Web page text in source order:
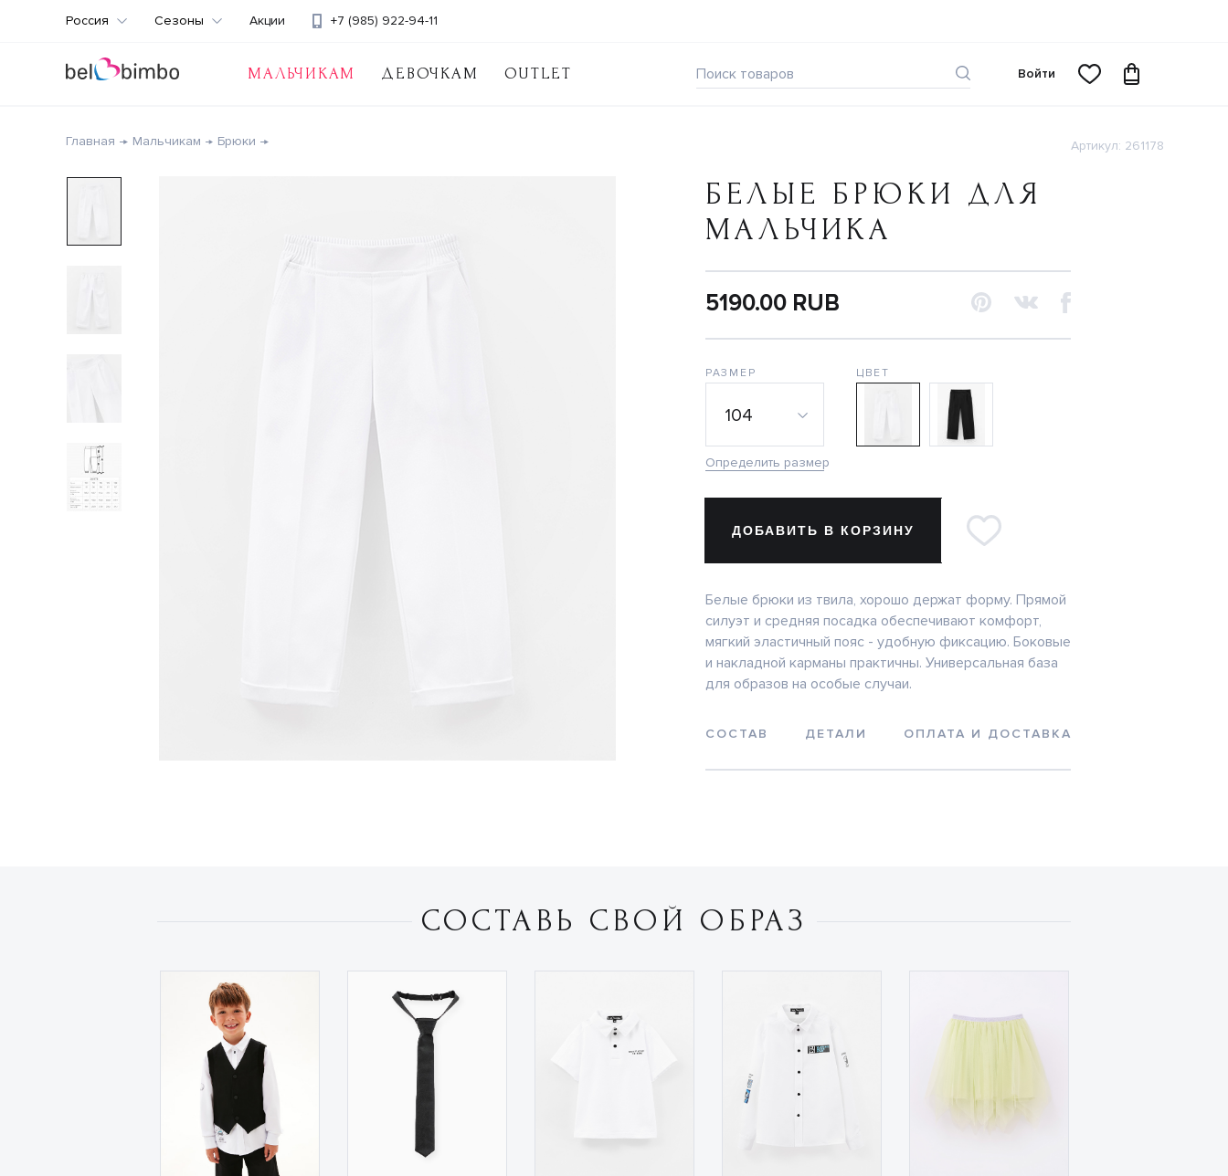
МАЛЬЧИКАМ ДЕВОЧКАМ OUTLET
+7 (985) 922-94-11
Россия Сезоны Акции
Войти
Главная Мальчикам Брюки Артикул: 261178
БЕЛЫЕ БРЮКИ ДЛЯ
МАЛЬЧИКА
5190.00 RUB
РАЗМЕР
104
Определить размер
ЦВЕТ
ДОБАВИТЬ В КОРЗИНУ
Белые брюки из твила, хорошо держат форму. Прямой
силуэт и средняя посадка обеспечивают комфорт,
мягкий эластичный пояс - удобную фиксацию. Боковые
и накладной карманы практичны. Универсальная база
для образов на особые случаи.
СОСТАВ ДЕТАЛИ ОПЛАТА И ДОСТАВКА
СОСТАВЬ СВОЙ ОБРАЗ